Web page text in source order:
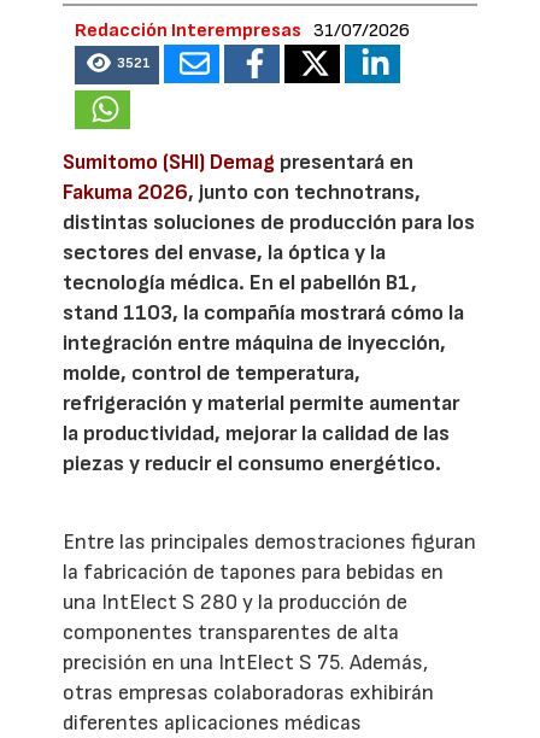
Redacción Interempresas 31/07/2026
3521
Sumitomo (SHI) Demag presentará en
Fakuma 2026, junto con technotrans,
distintas soluciones de producción para los
sectores del envase, la óptica y la
tecnología médica. En el pabellón B1,
stand 1103, la compañía mostrará cómo la
integración entre máquina de inyección,
molde, control de temperatura,
refrigeración y material permite aumentar
la productividad, mejorar la calidad de las
piezas y reducir el consumo energético.
Entre las principales demostraciones figuran
la fabricación de tapones para bebidas en
una IntElect S 280 y la producción de
componentes transparentes de alta
precisión en una IntElect S 75. Además,
otras empresas colaboradoras exhibirán
diferentes aplicaciones médicas